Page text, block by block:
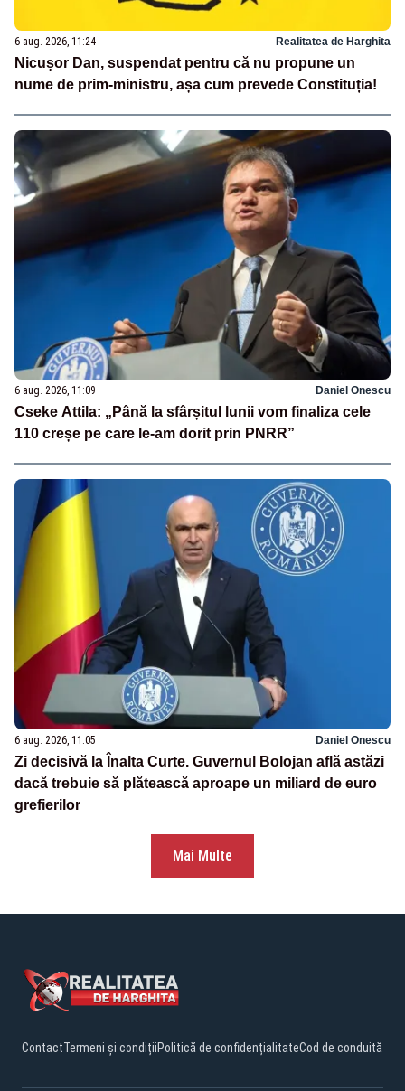
6 aug. 2026, 11:24 Realitatea de Harghita
Nicușor Dan, suspendat pentru că nu propune un
nume de prim-ministru, așa cum prevede Constituția!
6 aug. 2026, 11:09 Daniel Onescu
Cseke Attila: „Până la sfârșitul lunii vom finaliza cele
110 creșe pe care le-am dorit prin PNRR”
6 aug. 2026, 11:05 Daniel Onescu
Zi decisivă la Înalta Curte. Guvernul Bolojan află astăzi
dacă trebuie să plătească aproape un miliard de euro
grefierilor
Mai Multe
ContactTermeni și condițiiPolitică de confidențialitateCod de conduită